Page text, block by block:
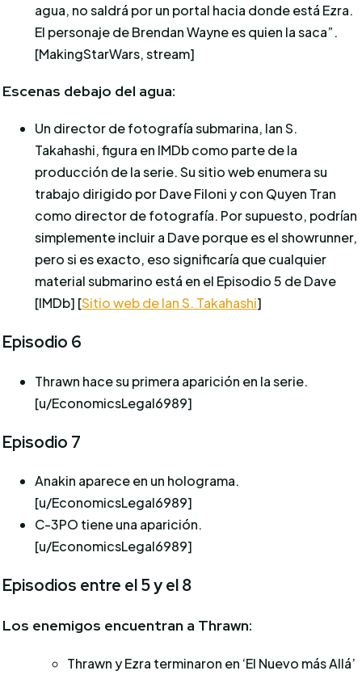
agua, no saldrá por un portal hacia donde está Ezra.
El personaje de Brendan Wayne es quien la saca”.
[MakingStarWars, stream]
Escenas debajo del agua:
Un director de fotografía submarina, Ian S.
Takahashi, figura en IMDb como parte de la
producción de la serie. Su sitio web enumera su
trabajo dirigido por Dave Filoni y con Quyen Tran
como director de fotografía. Por supuesto, podrían
simplemente incluir a Dave porque es el showrunner,
pero si es exacto, eso significaría que cualquier
material submarino está en el Episodio 5 de Dave
[IMDb] [Sitio web de Ian S. Takahashi]
Episodio 6
Thrawn hace su primera aparición en la serie.
[u/EconomicsLegal6989]
Episodio 7
Anakin aparece en un holograma.
[u/EconomicsLegal6989]
C-3PO tiene una aparición.
[u/EconomicsLegal6989]
Episodios entre el 5 y el 8
Los enemigos encuentran a Thrawn:
Thrawn y Ezra terminaron en ‘El Nuevo más Allá’